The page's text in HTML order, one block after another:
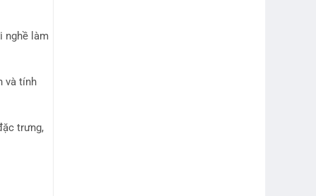
nghề làm
và tính
trưng,